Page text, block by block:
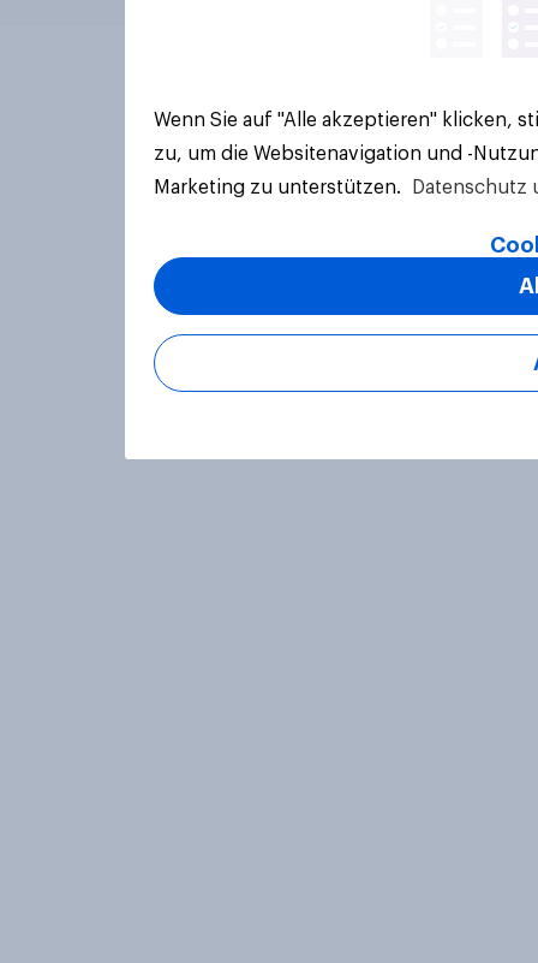
Wenn Sie auf "Alle akzeptieren" klicken,
zu, um die Websitenavigation und -
Marketing zu unterstützen.
Datenschutz